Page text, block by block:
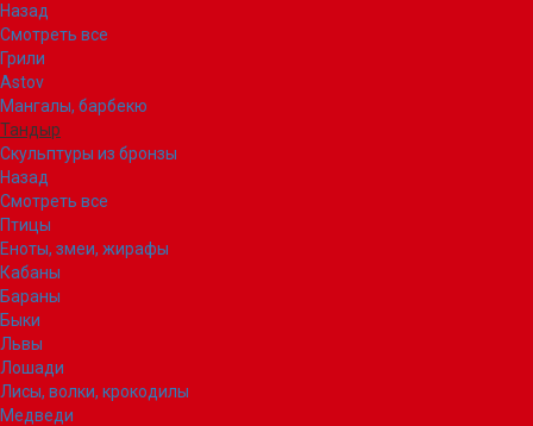
Назад
Смотреть все
Грили
Astov
Мангалы, барбекю
Тандыр
Скульптуры из бронзы
Назад
Смотреть все
Птицы
Еноты, змеи, жирафы
Кабаны
Бараны
Быки
Львы
Лошади
Лисы, волки, крокодилы
Медведи